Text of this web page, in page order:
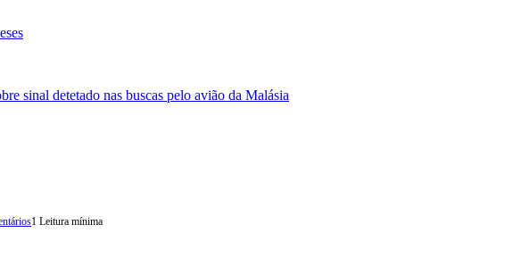
sinal detetado nas buscas pelo avião da Malásia
1 Leitura mínima